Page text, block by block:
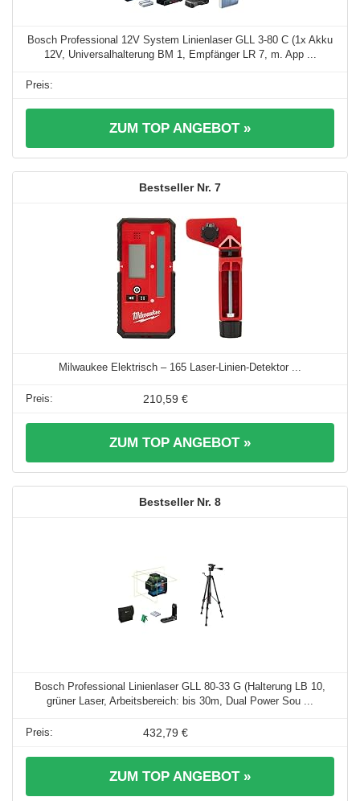
Bosch Professional 12V System Linienlaser GLL 3-80 C (1x Akku
12V, Universalhalterung BM 1, Empfänger LR 7, m. App ...
ZUM TOP ANGEBOT »
7
Milwaukee Elektrisch – 165 Laser-Linien-Detektor ...
210,59 €
ZUM TOP ANGEBOT »
8
Bosch Professional Linienlaser GLL 80-33 G (Halterung LB 10,
grüner Laser, Arbeitsbereich: bis 30m, Dual Power Sou ...
432,79 €
ZUM TOP ANGEBOT »